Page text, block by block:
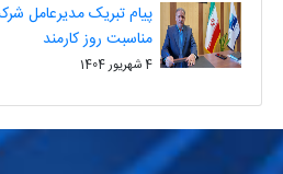
پیام تبریک مدیرعامل
مناسبت روز کارمند
4 شهریور 1404